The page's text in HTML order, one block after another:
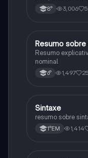
8° 3,006
Português
Resumo
Resumo
nominal
6° 1,497 25
Português
Sintaxe
resumo sobre
1°EM 1,414